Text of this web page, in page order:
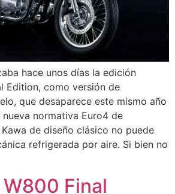
hace unos días la edición
Edition, como versión de
que desaparece este mismo año
normativa Euro4 de
de diseño clásico no puede
refrigerada por aire. Si bien no
Final